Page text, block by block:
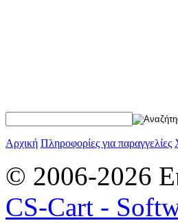
Αρχική Πληροφορίες για παραγγελίες
© 2006-2026
CS-Cart -